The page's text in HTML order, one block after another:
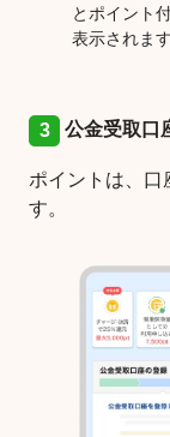
とポイント
表示されます
3 公金受取口
ポイントは、口
す。